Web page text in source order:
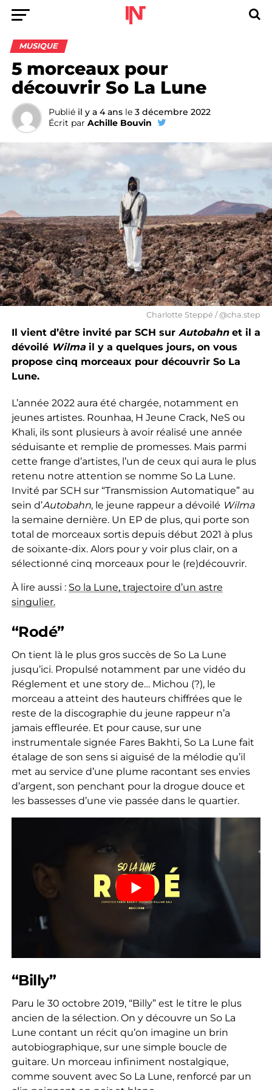
MUSIQUE
5 morceaux pour
découvrir So La Lune
Publié il y a 4 ans le 3 décembre 2022
Écrit par Achille Bouvin
Charlotte Steppé / @cha.step
Il vient d’être invité par SCH sur Autobahn et il a
dévoilé Wilmail y a quelques jours, on vous
propose cinq morceaux pour découvrir So La
Lune.
L’année 2022 aura été chargée, notamment en
jeunes artistes. Rounhaa, H Jeune Crack, NeS ou
Khali, ils sont plusieurs à avoir réalisé une année
séduisante et remplie de promesses. Mais parmi
cette frange d’artistes, l’un de ceux qui aura le plus
retenu notre attention se nomme So La Lune.
Invité par SCH sur “Transmission Automatique” au
sein d’Autobahn, le jeune rappeur a dévoilé Wilma
la semaine dernière. Un EP de plus, qui porte son
total de morceaux sortis depuis début 2021 à plus
de soixante-dix. Alors pour y voir plus clair, on a
sélectionné cinq morceaux pour le (re)découvrir.
À lire aussi : So la Lune, trajectoire d’un astre
singulier.
“Rodé”
On tient là le plus gros succès de So La Lune
jusqu’ici. Propulsé notamment par une vidéo du
Réglement et une story de… Michou (?), le
morceau a atteint des hauteurs chiffrées que le
reste de la discographie du jeune rappeur n’a
jamais effleurée. Et pour cause, sur une
instrumentale signée Fares Bakhti, So La Lune fait
étalage de son sens si aiguisé de la mélodie qu’il
met au service d’une plume racontant ses envies
d’argent, son penchant pour la drogue douce et
les bassesses d’une vie passée dans le quartier.
“Billy”
Paru le 30 octobre 2019, “Billy” est le titre le plus
ancien de la sélection. On y découvre un So La
Lune contant un récit qu’on imagine un brin
autobiographique, sur une simple boucle de
guitare. Un morceau infiniment nostalgique,
comme souvent avec So La Lune, renforcé par un